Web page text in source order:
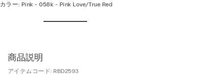
カラー: Pink -058k - Pink Love/true Red
商品説明
アイテムコード: RBD2593